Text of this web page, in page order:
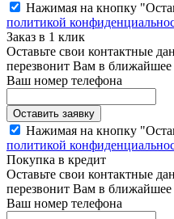
Нажимая на кнопку
политикой
Заказ в 1 клик
Оставьте свои контактные
перезвонит Вам в ближайшее
Ваш номер телефона
Нажимая на кнопку
политикой
Покупка в кредит
Оставьте свои контактные
перезвонит Вам в ближайшее
Ваш номер телефона